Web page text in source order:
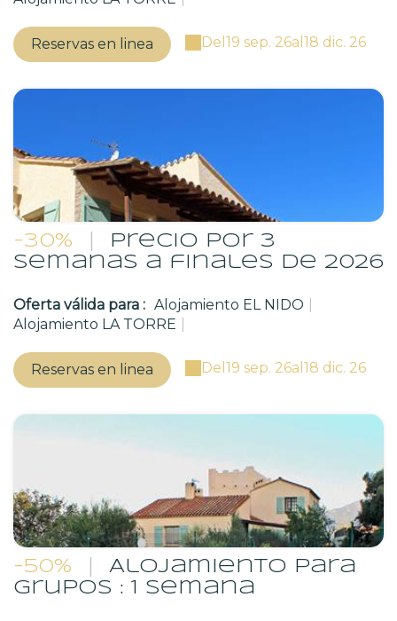
Reservas en linea Del 19 sep. 26al 18 dic. 26
-30%
Precio por 3
semanas a finales de 2026
Oferta válida para : Alojamiento EL NIDO
Alojamiento LA TORRE
Reservas en linea Del 19 sep. 26al 18 dic. 26
-50%
Alojamiento para
grupos : 1 semana